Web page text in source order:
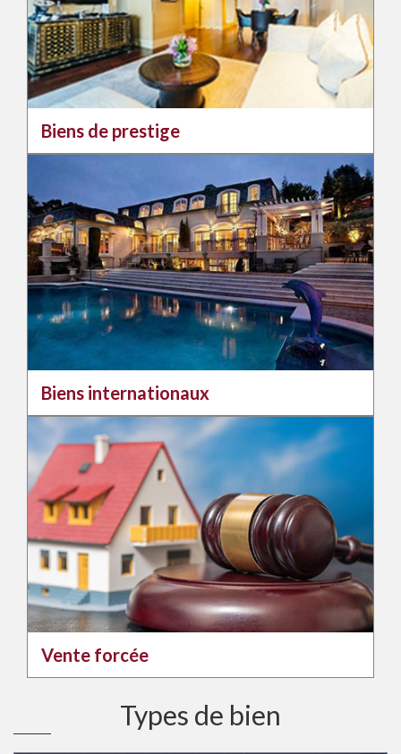
Biens de prestige
Biens internationaux
Vente forcée
Types de bien